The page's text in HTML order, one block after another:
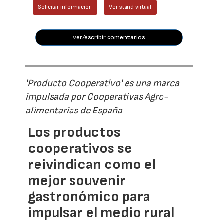
Solicitar información Ver stand virtual
ver/escribir comentarios
'Producto Cooperativo' es una marca
impulsada por Cooperativas Agro-
alimentarias de España
Los productos
cooperativos se
reivindican como el
mejor souvenir
gastronómico para
impulsar el medio rural